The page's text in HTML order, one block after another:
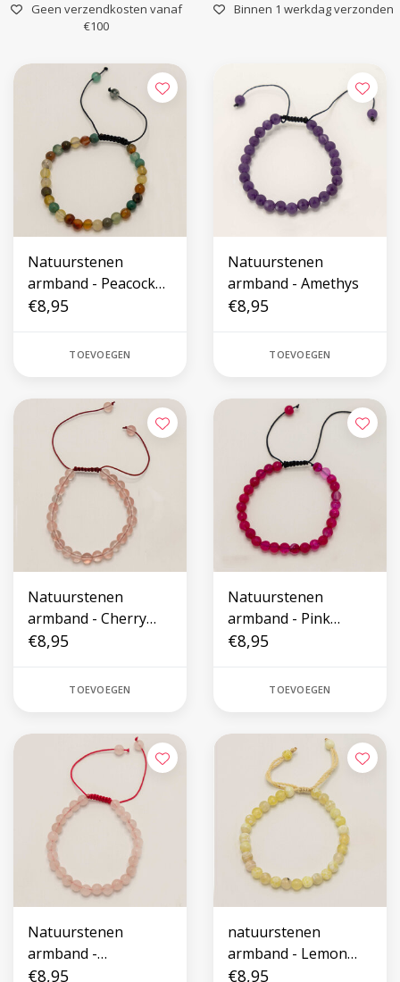
Geen verzendkosten vanaf
€100
Binnen 1 werkdag verzonden
Natuurstenen
armband - Peacock
Stone
€8,95
TOEVOEGEN
Natuurstenen
armband - Amethys
€8,95
TOEVOEGEN
Natuurstenen
armband - Cherry
Quartz
€8,95
TOEVOEGEN
Natuurstenen
armband - Pink
Botswana Agate
€8,95
TOEVOEGEN
Natuurstenen
armband -
Rozenkwarts
€8,95
natuurstenen
armband - Lemon
Agate
€8,95